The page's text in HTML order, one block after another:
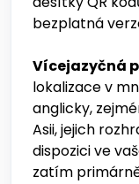
bezplatná
Vícejazyčná
lokalizace v
anglicky,
Asii, jejich
dispozici ve
zatím